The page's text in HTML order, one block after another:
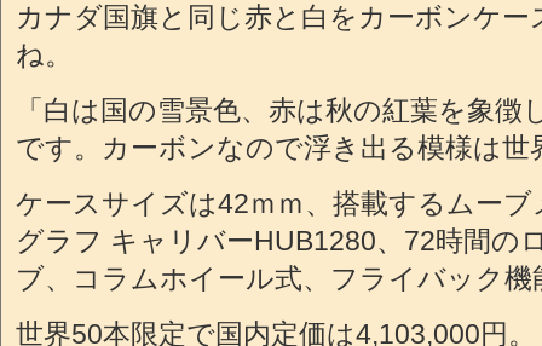
カナダ国旗と同じ赤と白をカーボンケ
ね。
「白は国の雪景色、赤は秋の紅葉を象
です。カーボンなので浮き出る模様は世
ケースサイズは42ｍｍ、搭載するムー
グラフ キャリバーHUB1280、72時間の
ブ、コラムホイール式、フライバック機
世界50本限定で国内定価は4,103,000円。